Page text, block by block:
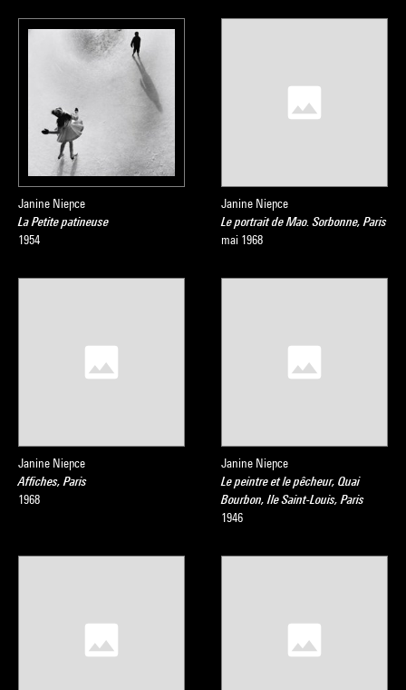
Janine Niepce
La Petite patineuse
1954
Janine Niepce
Le portrait de Mao. Sorbonne, Paris
mai 1968
Janine Niepce
Affiches, Paris
1968
Janine Niepce
Le peintre et le pêcheur, Quai
Bourbon, Ile Saint-Louis, Paris
1946